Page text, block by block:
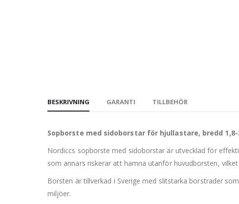
BESKRIVNING GARANTI TILLBEHÖR
Sopborste med sidoborstar för hjullastare, bredd 1,8-
Nordiccs sopborste med sidoborstar är utvecklad för
som annars riskerar att hamna utanför huvudborsten,
Borsten är tillverkad i Sverige med slitstarka borstrader
miljöer.